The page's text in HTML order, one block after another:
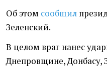
Об этом сообщил
Зеленский.
В целом враг нанес
Днепровщине,